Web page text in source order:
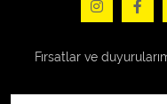
Fırsatlar ve